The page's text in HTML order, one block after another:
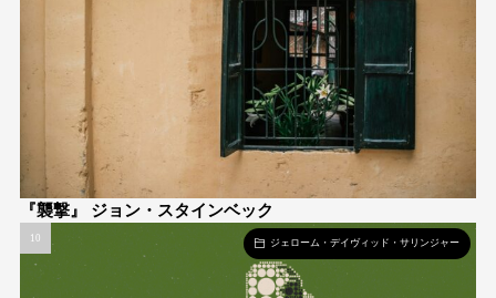
『襲撃』 ジョン・スタインベック
ジェローム・デイヴィッド・サリンジャー